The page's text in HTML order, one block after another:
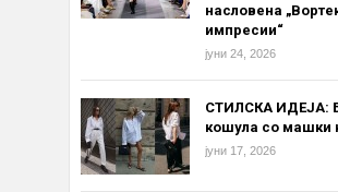
насловена
импресии“
јуни 24, 2026
СТИЛСКА ИДЕЈА:
кошула со машки
јуни 17, 2026